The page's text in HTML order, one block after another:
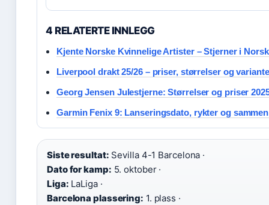
4 RELATERTE INNLEGG
Kjente Norske Kvinnelige Artister – Stjerner i
Liverpool drakt 25/26 – priser, størrelser og
Georg Jensen Julestjerne: Størrelser og priser
Garmin Fenix 9: Lanseringsdato, rykter og
Siste resultat: Sevilla 4-1 Barcelona ·
Dato for kamp: 5. oktober ·
Liga: LaLiga ·
Barcelona plassering: 1. plass ·